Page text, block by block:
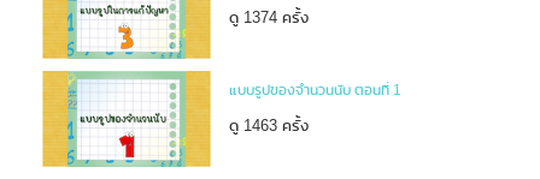
ดู 1374 ครั้ง
แบบรูปของจำนวนนับ ตอนที่ 1
ดู 1463 ครั้ง